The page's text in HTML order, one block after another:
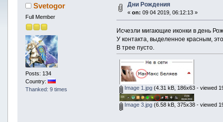
Svetogor
Full Member
Posts: 134
Country:
Thanked: 9 times
Дни Рождения
« on: 09 04 2019, 06:12:13 »
Исчезли мигающие иконки в день
У контакта, выделенное красным,
В трее пусто.
Image 1.jpg(4.31 kB, 186x63 - viewed
Image 3.jpg(6.58 kB, 375x38 - viewed